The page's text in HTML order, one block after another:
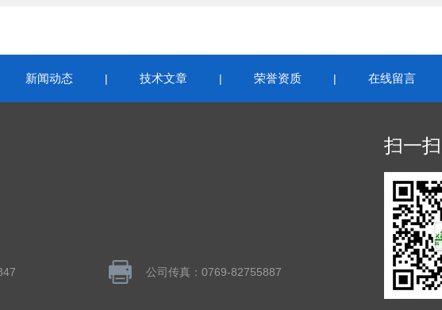
新闻动态 | 技术文章 | 荣誉资质 | 在线留言
公司传真：0769-82755887
扫一扫